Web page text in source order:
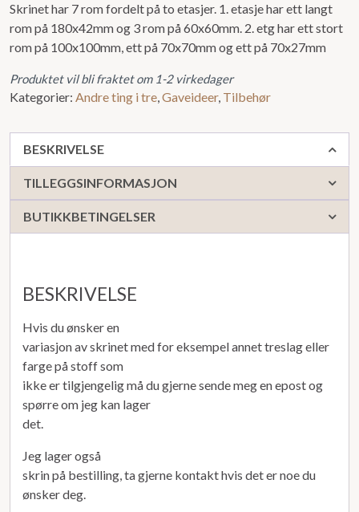
5
Skrinet har 7 rom fordelt på to etasjer. 1. etasje har ett langt
rom på 180x42mm og 3 rom på 60x60mm. 2. etg har ett stort
rom på 100x100mm, ett på 70x70mm og ett på 70x27mm
Produktet vil bli fraktet om 1-2 virkedager
Kategorier: Andre ting i tre,Gaveideer, Tilbehør
BESKRIVELSE
TILLEGGSINFORMASJON
BUTIKKBETINGELSER
BESKRIVELSE
Hvis du ønsker en
variasjon av skrinet med for eksempel annet treslag eller
farge på stoff som
ikke er tilgjengelig må du gjerne sende meg en epost og
spørre om jeg kan lager
det.
Jeg lager også
skrin på bestilling, ta gjerne kontakt hvis det er noe du
ønsker deg.